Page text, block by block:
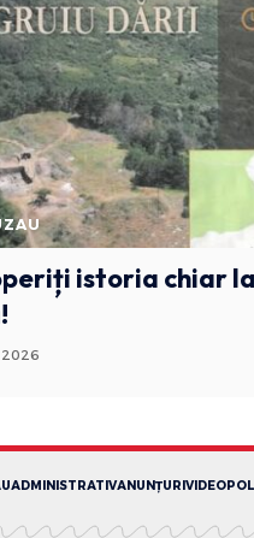
istoria chiar
2026
ADMINISTRATIVANUNȚURIVIDEO